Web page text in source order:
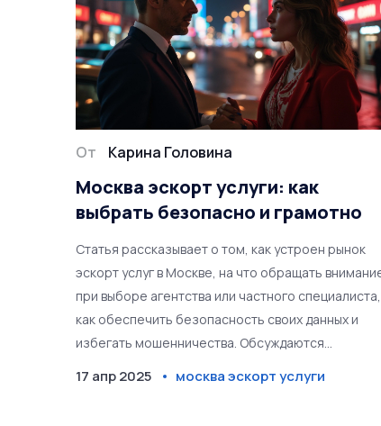
От Карина Головина
Москва эскорт услуги: как
выбрать безопасно и грамотно
Статья рассказывает о том, как устроен рынок
эскорт услуг в Москве, на что обращать
при выборе агентства или частного специалиста,
как обеспечить безопасность своих данных и
избегать мошенничества. Обсуждаются
17 апр 2025 москва эскорт услуги